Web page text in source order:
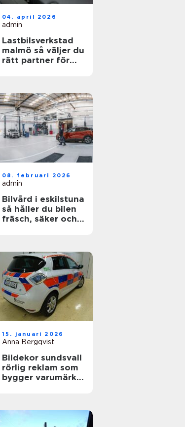
04. april 2026
admin
Lastbilsverkstad
malmö så väljer du
rätt partner för
08. februari 2026
admin
Bilvård i eskilstuna
så håller du bilen
fräsch, säker och
15. januari 2026
Anna Bergqvist
Bildekor sundsvall
rörlig reklam som
bygger varumärke